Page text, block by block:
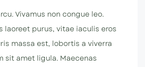
Vivamus non congue leo.
laoreet purus, vitae iaculis eros
massa est, lobortis a viverra
sit amet ligula. Maecenas